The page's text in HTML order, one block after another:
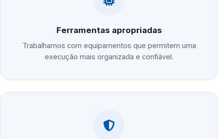
Ferramentas apropriadas
Trabalhamos com equipamentos que permitem uma
execução mais organizada e confiável.